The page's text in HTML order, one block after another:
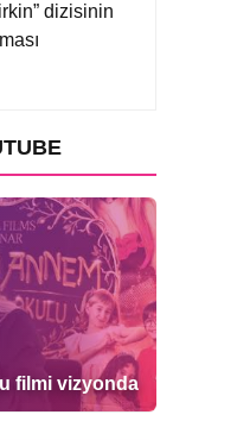
dizisinin
filmi vizyonda